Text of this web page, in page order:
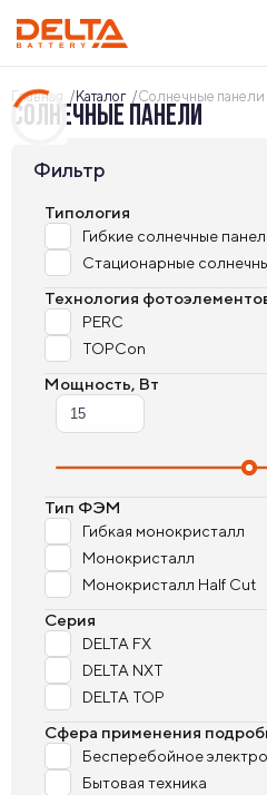
Главная Каталог Солнечные панели
СОЛНЕЧНЫЕ ПАНЕЛИ
Фильтр
Типология
Гибкие солнечные
Стационарные
Технология
PERC
TOPCon
Мощность, Вт
Тип ФЭМ
Гибкая монокристалл
Монокристалл
Монокристалл Half Cut
Серия
DELTA FX
DELTA NXT
DELTA TOP
Сфера применения
Бесперебойное
Бытовая техника